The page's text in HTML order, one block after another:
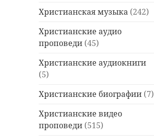
Христианская музыка (242)
Христианские аудио
проповеди (45)
Христианские аудиокниги
(5)
Христианские биографии (7)
Христианские видео
проповеди (515)